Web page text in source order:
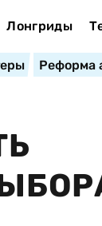
Лонгриды
Реформа